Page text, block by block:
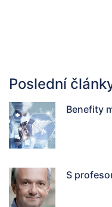
Poslední
Benefity
S